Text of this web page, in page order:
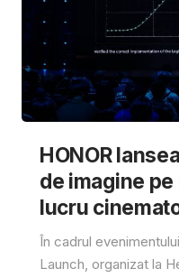
HONOR
de imagine
lucru
În cadrul
Launch, organizat la